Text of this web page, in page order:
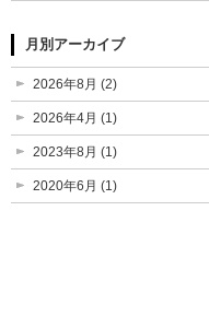
月別アーカイブ
2026年8月 (2)
2026年4月 (1)
2023年8月 (1)
2020年6月 (1)